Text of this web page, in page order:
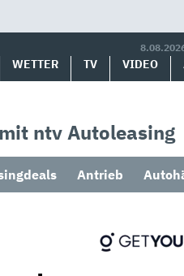
WETTER TV VIDEO
ntv Autoleasing
Antrieb